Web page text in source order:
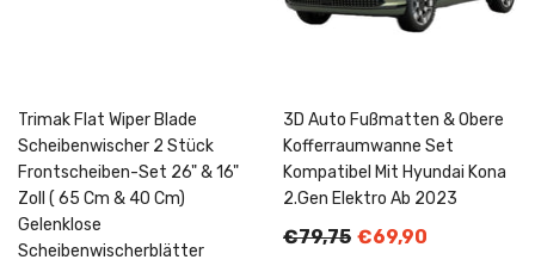
Trimak Flat Wiper Blade
Scheibenwischer 2 Stück
Frontscheiben-Set 26" & 16"
Zoll ( 65 Cm & 40 Cm)
Gelenklose
Scheibenwischerblätter
3D Auto Fußmatten & Obere
Kofferraumwanne Set
Kompatibel Mit Hyundai Kona
2.Gen Elektro Ab 2023
€79,75 €69,90